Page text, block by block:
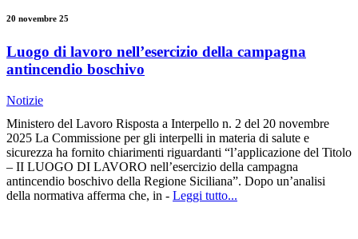
20 novembre 25
Luogo di lavoro nell’esercizio della campagna
antincendio boschivo
Notizie
Ministero del Lavoro Risposta a Interpello n. 2 del 20 novembre
2025 La Commissione per gli interpelli in materia di salute e
sicurezza ha fornito chiarimenti riguardanti “l’applicazione del Titolo
– II LUOGO DI LAVORO nell’esercizio della campagna
antincendio boschivo della Regione Siciliana”. Dopo un’analisi
della normativa afferma che, in - Leggi tutto...